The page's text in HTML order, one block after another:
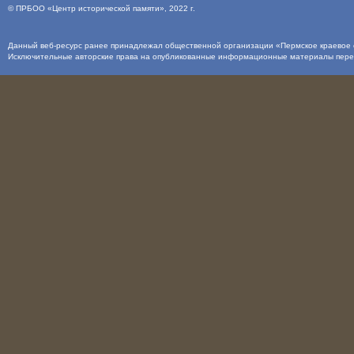
©ПРБОО «Центр исторической памяти» , 2022 г.
Данный веб-ресурс ранее принадлежал общественной организации «Пермское
Исключительные авторские права на опубликованные информационные материалы